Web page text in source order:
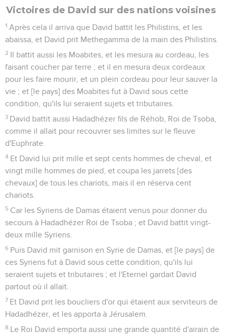
Victoires de David sur des nations voisines
1 Après cela il arriva que David battit les Philistins, et les
abaissa, et David prit Methegamma de la main des Philistins.
2 Il battit aussi les Moabites, et les mesura au cordeau, les
faisant coucher par terre ; et il en mesura deux cordeaux
pour les faire mourir, et un plein cordeau pour leur sauver la
vie ; et [le pays] des Moabites fut à David sous cette
condition, qu'ils lui seraient sujets et tributaires.
3 David battit aussi Hadadhézer fils de Réhob, Roi de Tsoba,
comme il allait pour recouvrer ses limites sur le fleuve
d'Euphrate.
4 Et David lui prit mille et sept cents hommes de cheval, et
vingt mille hommes de pied, et coupa les jarrets [des
chevaux] de tous les chariots, mais il en réserva cent
chariots.
5 Car les Syriens de Damas étaient venus pour donner du
secours à Hadadhézer Roi de Tsoba ; et David battit vingt-
deux mille Syriens.
6 Puis David mit garnison en Syrie de Damas, et [le pays] de
ces Syriens fut à David sous cette condition, qu'ils lui
seraient sujets et tributaires ; et l'Eternel gardait David
partout où il allait.
7 Et David prit les boucliers d'or qui étaient aux serviteurs de
Hadadhézer, et les apporta à Jérusalem.
8 Le Roi David emporta aussi une grande quantité d'airain de